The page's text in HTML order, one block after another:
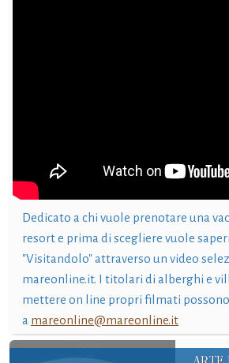
Dedicato a chi vuole prenotare una
resort e prima di scegliere vuole
"Visitandolo" attraverso un video
mareonline.it. I titolari di alberghi e
mettere on line propri filmati possono
a mareonline@mareonline.it